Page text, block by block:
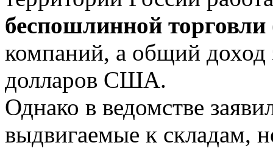
беспошлинной
компаний, а общий доход
долларов США.
Однако в ведомстве
выдвигаемые к складам,